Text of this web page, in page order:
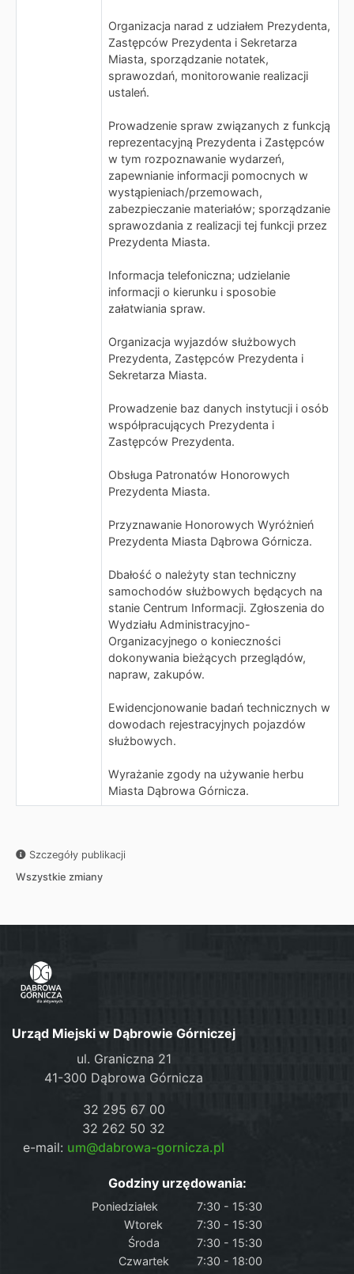
Organizacja narad z udziałem Prezydenta,
Zastępców Prezydenta i Sekretarza
Miasta, sporządzanie notatek,
sprawozdań, monitorowanie realizacji
ustaleń.
Prowadzenie spraw związanych z funkcją
reprezentacyjną Prezydenta i Zastępców
w tym rozpoznawanie wydarzeń,
zapewnianie informacji pomocnych w
wystąpieniach/przemowach,
zabezpieczanie materiałów; sporządzanie
sprawozdania z realizacji tej funkcji przez
Prezydenta Miasta.
Informacja telefoniczna; udzielanie
informacji o kierunku i sposobie
załatwiania spraw.
Organizacja wyjazdów służbowych
Prezydenta, Zastępców Prezydenta i
Sekretarza Miasta.
Prowadzenie baz danych instytucji i osób
współpracujących Prezydenta i
Zastępców Prezydenta.
Obsługa Patronatów Honorowych
Prezydenta Miasta.
Przyznawanie Honorowych Wyróżnień
Prezydenta Miasta Dąbrowa Górnicza.
Dbałość o należyty stan techniczny
samochodów służbowych będących na
stanie Centrum Informacji. Zgłoszenia do
Wydziału Administracyjno-
Organizacyjnego o konieczności
dokonywania bieżących przeglądów,
napraw, zakupów.
Ewidencjonowanie badań technicznych w
dowodach rejestracyjnych pojazdów
służbowych.
Wyrażanie zgody na używanie herbu
Miasta Dąbrowa Górnicza.
Szczegóły publikacji
Wszystkie zmiany
Urząd Miejski w Dąbrowie Górniczej
ul. Graniczna 21
41-300 Dąbrowa Górnicza
32 295 67 00
32 262 50 32
e-mail: um@dabrowa-gornicza.pl
Godziny urzędowania:
Poniedziałek
7:30 - 15:30
Wtorek
7:30 - 15:30
Środa
7:30 - 15:30
Czwartek
7:30 - 18:00